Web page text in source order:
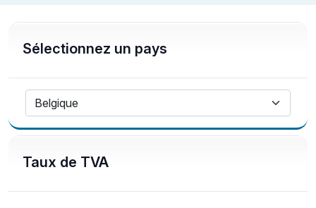
Taux de TVA
Sélectionnez un pays
Belgique